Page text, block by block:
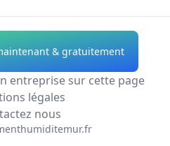
Traitement
d'Humidité des
Murs Allier
Traitement
d'Humidité des
MursAlpes-de-
& gratuitement
entreprise sur cette page
légales
nous